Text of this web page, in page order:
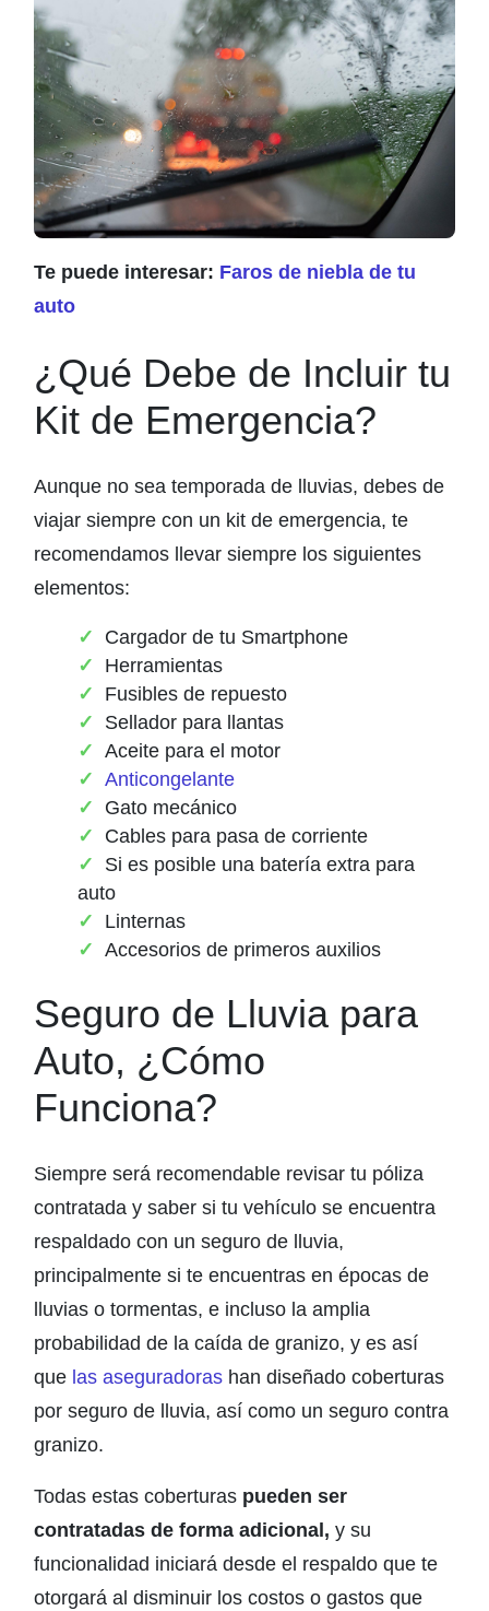
Te puede interesar: Faros de niebla de tu
auto
¿Qué Debe de Incluir tu
Kit de Emergencia?
Aunque no sea temporada de lluvias, debes de
viajar siempre con un kit de emergencia, te
recomendamos llevar siempre los siguientes
elementos:
Cargador de tu Smartphone
Herramientas
Fusibles de repuesto
Sellador para llantas
Aceite para el motor
Anticongelante
Gato mecánico
Cables para pasa de corriente
Si es posible una batería extra para
auto
Linternas
Accesorios de primeros auxilios
Seguro de Lluvia para
Auto, ¿Cómo
Funciona?
Siempre será recomendable revisar tu póliza
contratada y saber si tu vehículo se encuentra
respaldado con un seguro de lluvia,
principalmente si te encuentras en épocas de
lluvias o tormentas, e incluso la amplia
probabilidad de la caída de granizo, y es así
que las aseguradoras han diseñado coberturas
por seguro de lluvia, así como un seguro contra
granizo.
Todas estas coberturas pueden ser
contratadas de forma adicional, y su
funcionalidad iniciará desde el respaldo que te
otorgará al disminuir los costos o gastos que